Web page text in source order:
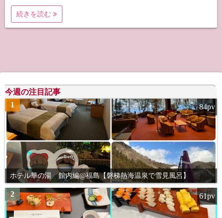
続きを読む
今週の注目記事
1
ホテル華の湯 館内編@福島【磐梯熱海温泉で雪見風呂】
84pv
2 61pv